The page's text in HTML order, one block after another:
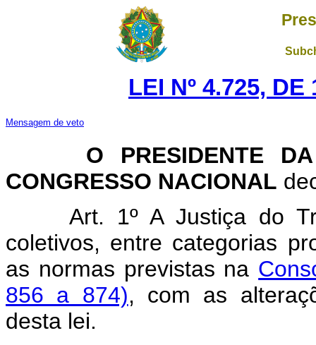
LEI Nº 4.725,
Mensagem de veto
O PRESIDENTE
CONGRESSO NACIONAL
Art. 1º A Justiça do
coletivos, entre categorias
as normas previstas na
856 a 874), com as
desta lei.